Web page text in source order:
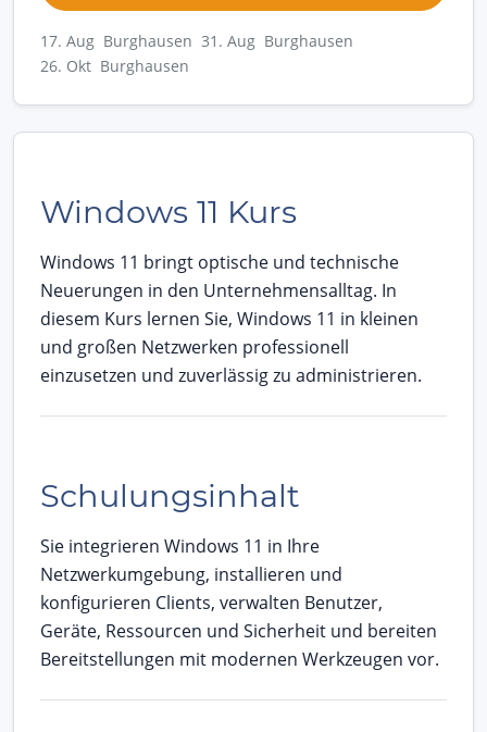
17. Aug Burghausen 31. Aug Burghausen
26. Okt Burghausen
Windows 11 Kurs
Windows 11 bringt optische und technische
Neuerungen in den Unternehmensalltag. In
diesem Kurs lernen Sie, Windows 11 in kleinen
und großen Netzwerken professionell
einzusetzen und zuverlässig zu administrieren.
Schulungsinhalt
Sie integrieren Windows 11 in Ihre
Netzwerkumgebung, installieren und
konfigurieren Clients, verwalten Benutzer,
Geräte, Ressourcen und Sicherheit und bereiten
Bereitstellungen mit modernen Werkzeugen vor.